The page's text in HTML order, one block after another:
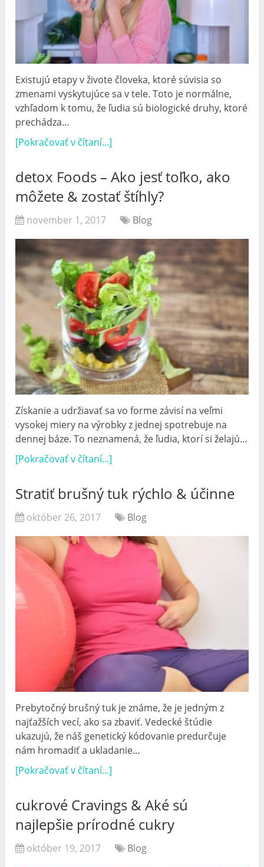
Existujú etapy v živote človeka, ktoré súvisia so
zmenami vyskytujúce sa v tele. Toto je normálne,
vzhľadom k tomu, že ľudia sú biologické druhy, ktoré
prechádza…
[Pokračovať v čítaní...]
detox Foods – Ako jesť toľko, ako
môžete & zostať štíhly?
november 1, 2017 Blog
Získanie a udržiavať sa vo forme závisí na veľmi
vysokej miery na výrobky z jednej spotrebuje na
dennej báze. To neznamená, že ľudia, ktorí si želajú…
[Pokračovať v čítaní...]
Stratiť brušný tuk rýchlo & účinne
október 26, 2017 Blog
Prebytočný brušný tuk je známe, že je jedným z
najťažších vecí, ako sa zbaviť. Vedecké štúdie
ukazujú, že náš genetický kódovanie predurčuje
nám hromadiť a ukladanie…
[Pokračovať v čítaní...]
cukrové Cravings & Aké sú
najlepšie prírodné cukry
október 19, 2017 Blog